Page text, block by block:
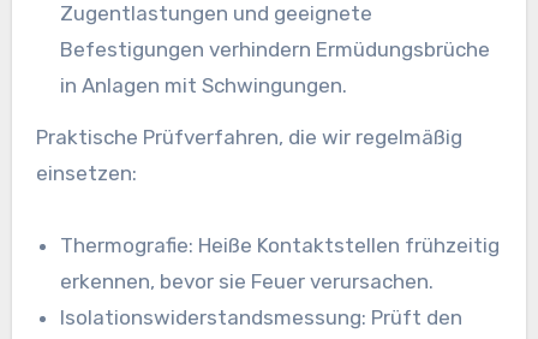
Zugentlastungen und geeignete
Befestigungen verhindern Ermüdungsbrüche
in Anlagen mit Schwingungen.
Praktische Prüfverfahren, die wir regelmäßig
einsetzen:
Thermografie: Heiße Kontaktstellen frühzeitig
erkennen, bevor sie Feuer verursachen.
Isolationswiderstandsmessung: Prüft den